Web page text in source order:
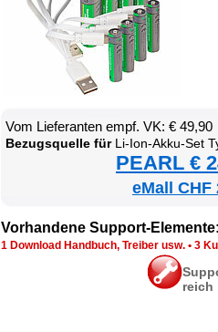
Vom Lie­fe­ran­ten empf. VK: € 49,90
Be­zugs­quel­le fürLi-Ion-Ak­ku-Set Typ AAA und AA,
PEARL €
eMall CHF
Vor­han­de­ne Sup­port-Ele­men­te:
1 Down­load Hand­buch, Trei­ber usw. • 3
reich